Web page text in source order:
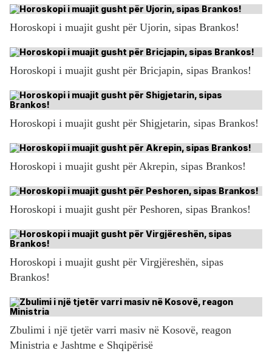
Horoskopi i muajit gusht për Ujorin, sipas Brankos!
Horoskopi i muajit gusht për Bricjapin, sipas Brankos!
Horoskopi i muajit gusht për Shigjetarin, sipas Brankos!
Horoskopi i muajit gusht për Akrepin, sipas Brankos!
Horoskopi i muajit gusht për Peshoren, sipas Brankos!
Horoskopi i muajit gusht për Virgjëreshën, sipas
Brankos!
Zbulimi i një tjetër varri masiv në Kosovë, reagon
Ministria e Jashtme e Shqipërisë